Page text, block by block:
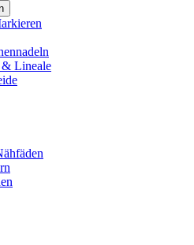
& Lineale